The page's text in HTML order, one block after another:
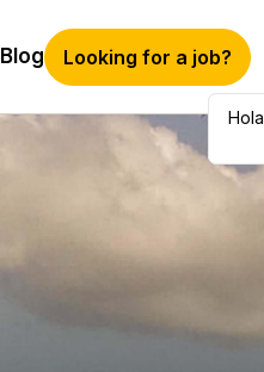
Blog Looking for a job?
Hola